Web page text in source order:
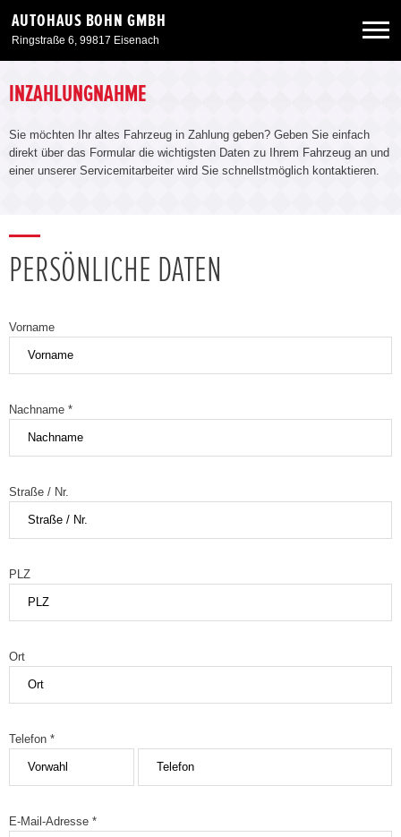
AUTOHAUS BOHN GMBH
Ringstraße 6, 99817 Eisenach
Neuwagen
Gebrauchtwagen
Service & Zubehör
INZAHLUNGNAHME
Sie möchten Ihr altes Fahrzeug in Zahlung geben? Geben Sie einfach
direkt über das Formular die wichtigsten Daten zu Ihrem Fahrzeug an und
einer unserer Servicemitarbeiter wird Sie schnellstmöglich kontaktieren.
PERSÖNLICHE DATEN
Vorname
Nachname *
Straße / Nr.
PLZ
Ort
Telefon *
E-Mail-Adresse *